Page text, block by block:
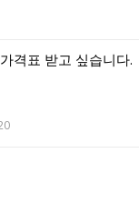
격표 받고 싶습니다.